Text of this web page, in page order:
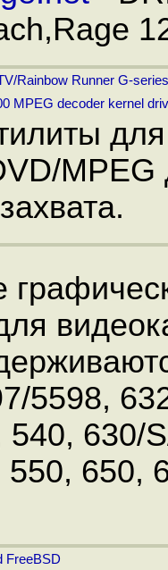
Rainbow Runner G-
MPEG decoder kernel
MPEG
5598,
630/
650,
FreeBSD